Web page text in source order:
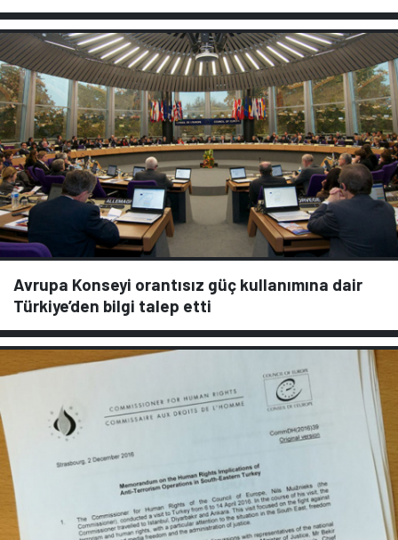
Avrupa Konseyi orantısız güç kullanımına dair
Türkiye’den bilgi talep etti